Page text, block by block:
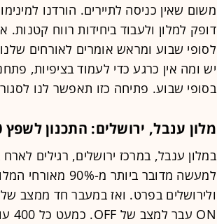
משום שאין כניסה לתיירים. הורדנו
דופק למלון ולעבוד ביחידות רווח קטנות.
לסופי שבוע ומראש אומרים לאורחים
יש ומה אין כרגע כדי לעמוד בציפיות,
בסופי שבוע. פתיחה כזו תאפשר לנו
מלון ענבל, ירושלים: התכנון לשפץ 40 חדרים גדל ל-80
במלון ענבל, במרכז ירושלים, רגילים
למעשה מדובר
ולירושלים בפרט. ואז במעבר חד ממצב